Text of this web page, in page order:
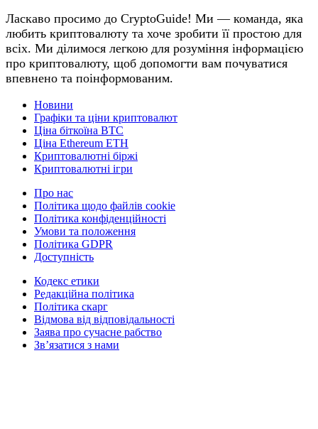
Ласкаво просимо до CryptoGuide! Ми — команда, яка
любить криптовалюту та хоче зробити її простою для
всіх. Ми ділимося легкою для розуміння інформацією
про криптовалюту, щоб допомогти вам почуватися
впевнено та поінформованим.
Новини
Графіки та ціни криптовалют
Ціна біткоїна BTC
Ціна Ethereum ETH
Криптовалютні біржі
Криптовалютні ігри
Про нас
Політика щодо файлів cookie
Політика конфіденційності
Умови та положення
Політика GDPR
Доступність
Кодекс етики
Редакційна політика
Політика скарг
Відмова від відповідальності
Заява про сучасне рабство
Зв’язатися з нами